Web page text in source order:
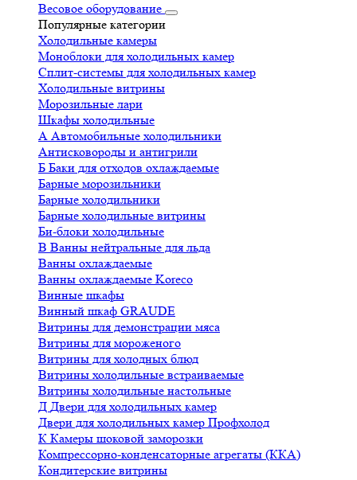
Весовое оборудование
Популярные категории
Холодильные камеры
Моноблоки для холодильных камер
Сплит-системы для холодильных камер
Холодильные витрины
Морозильные лари
Шкафы холодильные
А Автомобильные холодильники
Антисковороды и антигрили
Б Баки для отходов охлаждаемые
Барные морозильники
Барные холодильники
Барные холодильные витрины
Би-блоки холодильные
В Ванны нейтральные для льда
Ванны охлаждаемые
Ванны охлаждаемые Koreco
Винные шкафы
Винный шкаф GRAUDE
Витрины для демонстрации мяса
Витрины для мороженого
Витрины для холодных блюд
Витрины холодильные встраиваемые
Витрины холодильные настольные
Д Двери для холодильных камер
Двери для холодильных камер Профхолод
К Камеры шоковой заморозки
Компрессорно-конденсаторные агрегаты (ККА)
Кондитерские витрины